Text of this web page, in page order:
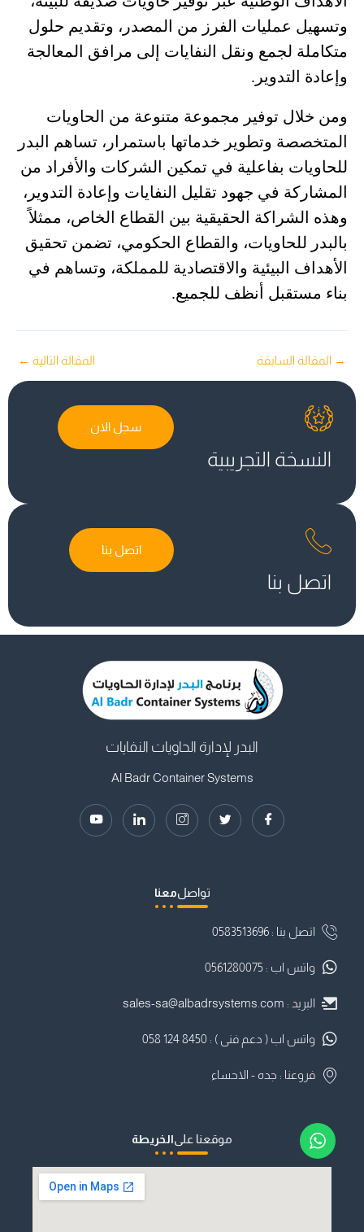
وتسهيل عمليات الفرز من المصدر، وتقديم حلول
متكاملة لجمع ونقل النفايات إلى مرافق المعالجة
وإعادة التدوير.
ومن خلال توفير مجموعة متنوعة من الحاويات
المتخصصة وتطوير خدماتها باستمرار، تساهم البدر
للحاويات بفاعلية في تمكين الشركات والأفراد من
المشاركة في جهود تقليل النفايات وإعادة التدوير،
وهذه الشراكة الحقيقية بين القطاع الخاص، ممثلاً
بالبدر للحاويات، والقطاع الحكومي، تضمن تحقيق
الأهداف البيئية والاقتصادية للمملكة، وتساهم في
بناء مستقبل أنظف للجميع.
→ المقالة السابقة المقالة التالية ←
النسخة التجريبية
سجل الان
اتصل بنا
اتصل بنا
البدر لإدارة الحاويات النفايات
Al Badr Container Systems
تواصلمعنا
اتصل بنا : ⁦0583513696
واتس اب : 0561280075
البريد : sales-sa@albadrsystems.com
واتس اب ( دعم فنى ) : ⁦058 124 8450⁩⁩
فروعنا : جده - الاحساء
موقعنا علىالخريطة